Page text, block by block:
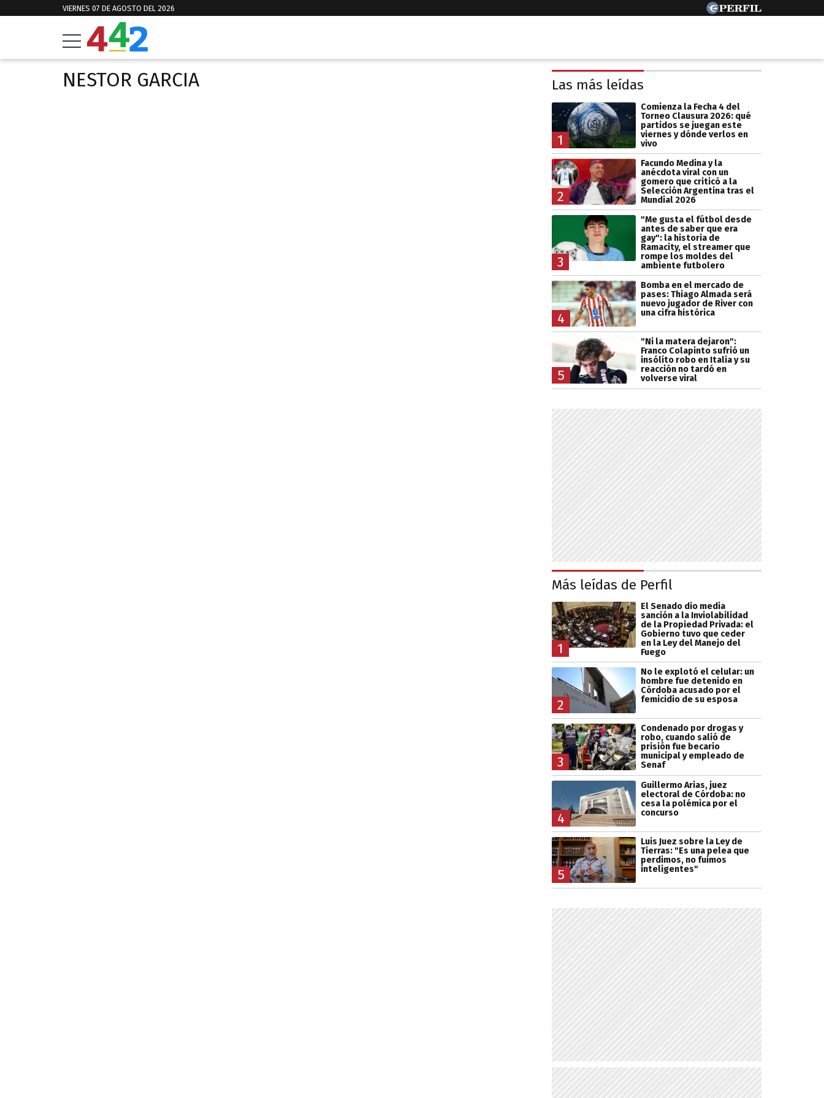
VIERNES 07 DE AGOSTO DEL 2026
NESTOR GARCIA Las más leídas
1
Comienza la Fecha 4 del
Torneo Clausura 2026: qué
partidos se juegan este
viernes y dónde verlos en
vivo
2
Facundo Medina y la
anécdota viral con un
gomero que criticó a la
Selección Argentina tras el
Mundial 2026
3
"Me gusta el fútbol desde
antes de saber que era
gay": la historia de
Ramacity, el streamer que
rompe los moldes del
ambiente futbolero
4
Bomba en el mercado de
pases: Thiago Almada será
nuevo jugador de River con
una cifra histórica
5
"Ni la matera dejaron":
Franco Colapinto sufrió un
insólito robo en Italia y su
reacción no tardó en
volverse viral
Más leídas de Perfil
1
El Senado dio media
sanción a la Inviolabilidad
de la Propiedad Privada: el
Gobierno tuvo que ceder
en la Ley del Manejo del
Fuego
2
No le explotó el celular: un
hombre fue detenido en
Córdoba acusado por el
femicidio de su esposa
3
Condenado por drogas y
robo, cuando salió de
prisión fue becario
municipal y empleado de
Senaf
4
Guillermo Arias, juez
electoral de Córdoba: no
cesa la polémica por el
concurso
5
Luis Juez sobre la Ley de
Tierras: "Es una pelea que
perdimos, no fuimos
inteligentes"